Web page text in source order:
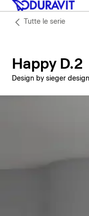
Tutte le serie
Happy D.2
Design by sieger design